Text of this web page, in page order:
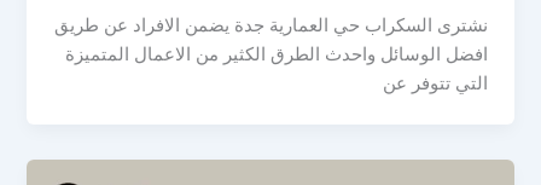
نشترى السكراب حي العمارية جدة يضمن الافراد عن طريق
افضل الوسائل واحدث الطرق الكثير من الاعمال المتميزة
التي تتوفر عن